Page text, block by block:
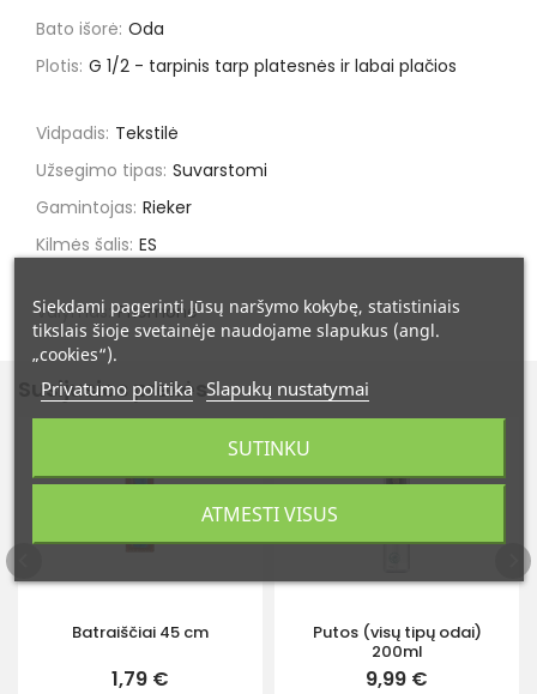
Bato išorė: Oda
Plotis: G 1/2 - tarpinis tarp platesnės ir labai plačios
Vidpadis: Tekstilė
Užsegimo tipas: Suvarstomi
Gamintojas: Rieker
Kilmės šalis: ES
Valymas: Priemonė
Susijusios prekės
Batraiščiai 45 cm
1,79 €
Putos (visų tipų odai)
200ml
9,99 €
Siekdami pagerinti Jūsų naršymo kokybę, statistiniais
tikslais šioje svetainėje naudojame slapukus (angl.
„cookies“).
Privatumo politika Slapukų nustatymai
ATMESTI VISUS
SUTINKU